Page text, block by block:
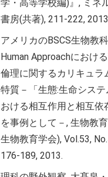
学・高等学校編)』, ミネ
書房(共著), 211-222,
アメリカのBSCS生物教
Human Approachにおけ
倫理に関するカリキュラ
特質－「生態:生命システ
おける相互作用と相互依
を事例として－, 生物教
生物教育学会), Vol.53,
176-189, 2013.